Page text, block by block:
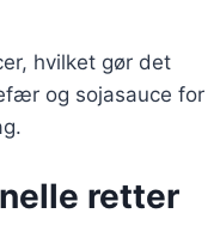
hvilket gør det
og sojasauce for
retter